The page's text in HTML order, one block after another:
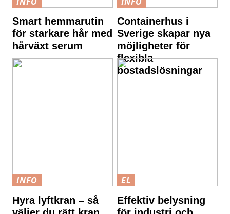
Smart hemmarutin
för starkare hår med
hårväxt serum
Containerhus i
Sverige skapar nya
möjligheter för
flexibla
bostadslösningar
INFO
Hyra lyftkran – så
EL
Effektiv belysning